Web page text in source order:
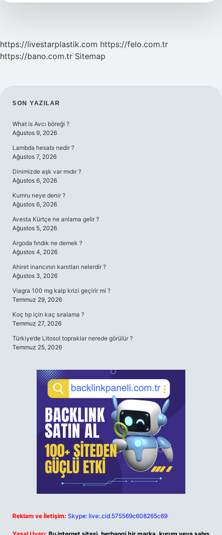
https://livestarplastik.com https://felo.com.tr
https://bano.com.tr Sitemap
SIDEBAR
SON YAZILAR
What is Avcı böreği ?
Ağustos 9, 2026
Lambda hesabı nedir ?
Ağustos 7, 2026
Dinimizde aşk var mıdır ?
Ağustos 6, 2026
Kumru neye denir ?
Ağustos 6, 2026
Avesta Kürtçe ne anlama gelir ?
Ağustos 5, 2026
Argoda fındık ne demek ?
Ağustos 4, 2026
Ahiret inancının kanıtları nelerdir ?
Ağustos 3, 2026
Viagra 100 mg kalp krizi geçirir mi ?
Temmuz 29, 2026
Koç tıp için kaç sıralama ?
Temmuz 27, 2026
Türkiye’de Litosol topraklar nerede görülür ?
Temmuz 25, 2026
Reklam ve İletişim: Skype: live:.cid.575569c608265c69